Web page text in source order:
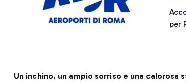
per
Un inchino, un ampio sorriso e una calorosa